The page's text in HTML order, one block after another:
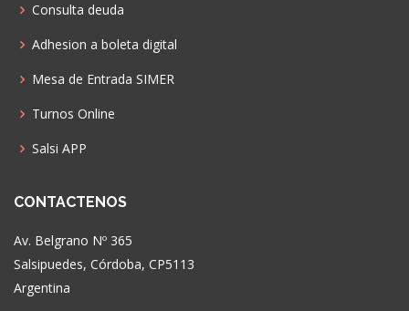
Consulta deuda
Adhesion a boleta digital
Mesa de Entrada SIMER
Turnos Online
Salsi APP
CONTACTENOS
Av. Belgrano Nº 365
Salsipuedes, Córdoba, CP5113
Argentina